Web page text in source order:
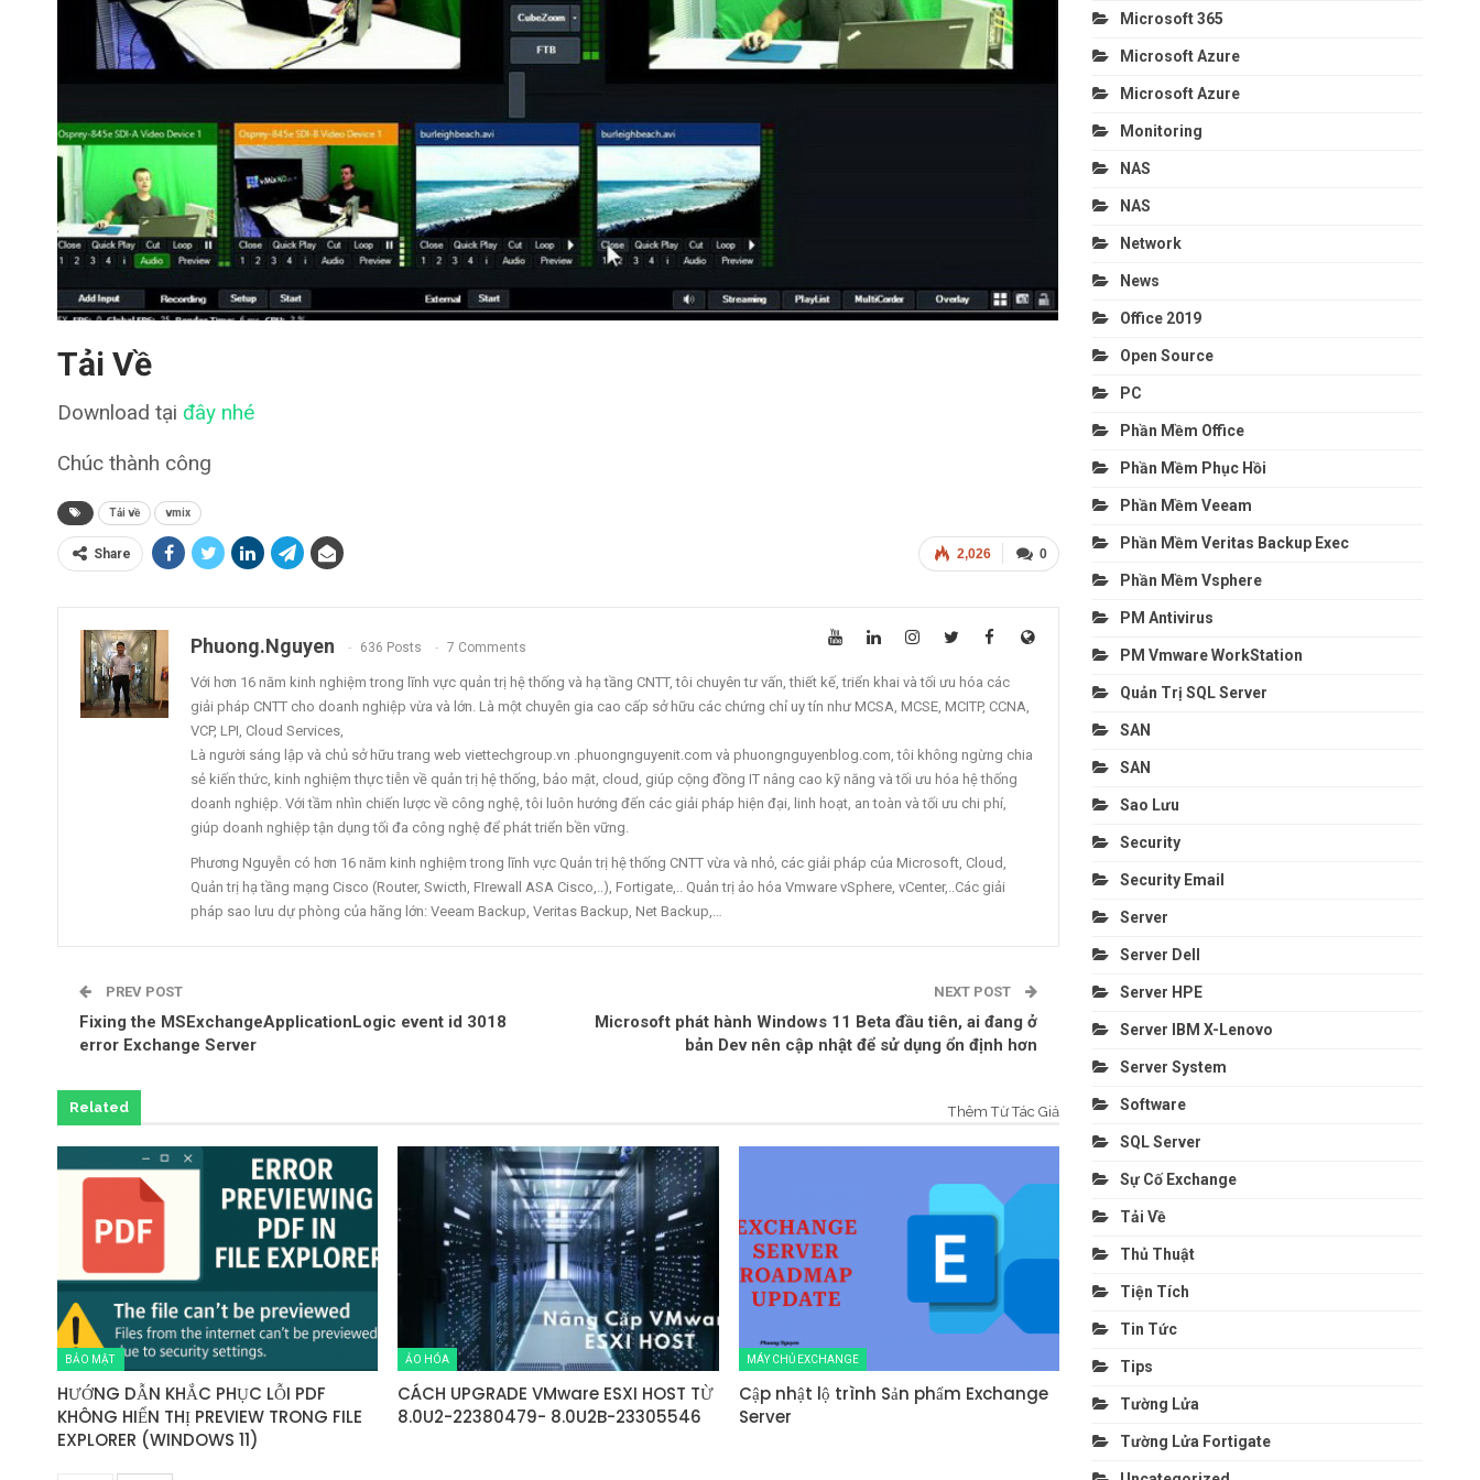
Tải Về
Download tại đây nhé
Chúc thành công
Tải về vmix
0
2,026
Share
Phuong.nguyen 636 Posts 7 Comments
Với hơn 16 năm kinh nghiệm trong lĩnh vực quản trị hệ thống và hạ tầng CNTT, tôi chuyên tư vấn, thiết kế, triển khai và tối ưu hóa các
giải pháp CNTT cho doanh nghiệp vừa và lớn. Là một chuyên gia cao cấp sở hữu các chứng chỉ uy tín như MCSA, MCSE, MCITP, CCNA,
VCP, LPI, Cloud Services,
Là người sáng lập và chủ sở hữu trang web viettechgroup.vn .phuongnguyenit.com và phuongnguyenblog.com, tôi không ngừng chia
sẻ kiến thức, kinh nghiệm thực tiễn về quản trị hệ thống, bảo mật, cloud, giúp cộng đồng IT nâng cao kỹ năng và tối ưu hóa hệ thống
doanh nghiệp. Với tầm nhìn chiến lược về công nghệ, tôi luôn hướng đến các giải pháp hiện đại, linh hoạt, an toàn và tối ưu chi phí,
giúp doanh nghiệp tận dụng tối đa công nghệ để phát triển bền vững.
Phương Nguyễn có hơn 16 năm kinh nghiệm trong lĩnh vực Quản trị hệ thống CNTT vừa và nhỏ, các giải pháp của Microsoft, Cloud,
Quản trị hạ tầng mạng Cisco (Router, Swicth, FIrewall ASA Cisco,..), Fortigate,.. Quản trị ảo hóa Vmware vSphere, vCenter,..Các giải
pháp sao lưu dự phòng của hãng lớn: Veeam Backup, Veritas Backup, Net Backup,…
PREV POST
Fixing the MSExchangeApplicationLogic event id 3018
error Exchange Server
NEXT POST
Microsoft phát hành Windows 11 Beta đầu tiên, ai đang ở
bản Dev nên cập nhật để sử dụng ổn định hơn
Related Thêm Từ Tác Giả
BẢO MẬT
HƯỚNG DẪN KHẮC PHỤC LỖI PDF
KHÔNG HIỂN THỊ PREVIEW TRONG FILE
EXPLORER (WINDOWS 11)
ẢO HÓA
CÁCH UPGRADE VMware ESXI HOST TỪ
8.0U2-22380479- 8.0U2B-23305546
MÁY CHỦ EXCHANGE
Cập nhật lộ trình Sản phẩm Exchange
Server
Microsoft 365
Microsoft Azure
Microsoft Azure
Monitoring
NAS
NAS
Network
News
Office 2019
Open Source
PC
Phần Mềm Office
Phần Mềm Phục Hồi
Phần Mềm Veeam
Phần Mềm Veritas Backup Exec
Phần Mềm Vsphere
PM Antivirus
PM Vmware WorkStation
Quản Trị SQL Server
SAN
SAN
Sao Lưu
Security
Security Email
Server
Server Dell
Server HPE
Server IBM X-Lenovo
Server System
Software
SQL Server
Sự Cố Exchange
Tải Về
Thủ Thuật
Tiện Tích
Tin Tức
Tips
Tường Lửa
Tường Lửa Fortigate